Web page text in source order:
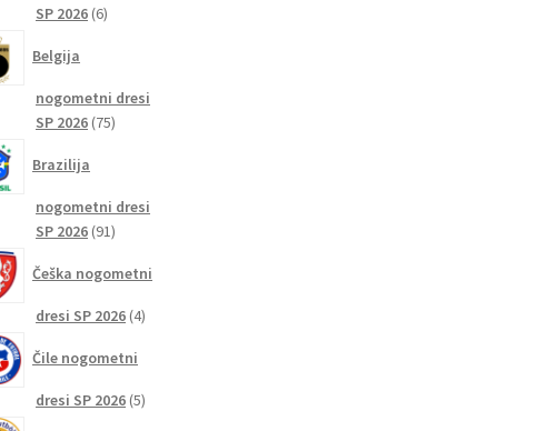
SP 2026 66
Belgija
nogometni dresi
SP 2026 7575
Brazilija
nogometni dresi
SP 2026 9191
Češka nogometni
dresi SP 2026 44
Čile nogometni
dresi SP 2026 55